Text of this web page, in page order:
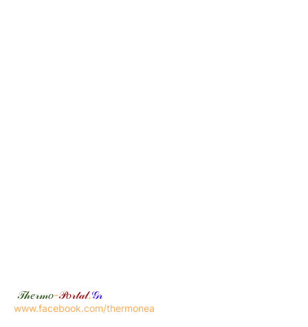
𝒯𝒽𝑒𝓇𝓂𝑜-𝒫𝑜𝓇𝓉𝒶𝓁.𝒢𝓇
www.facebook.com/thermonea